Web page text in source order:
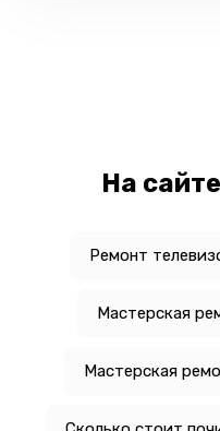
На
Ремонт
Мастерская
Мастерская